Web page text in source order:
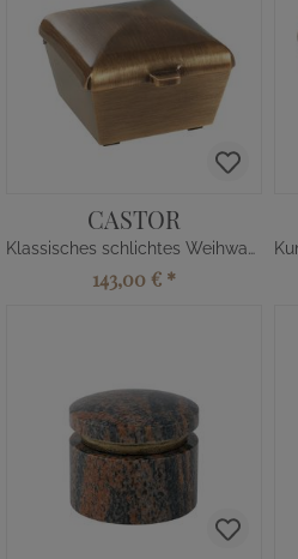
CASTOR
Klassisches schlichtes Weihwassergefäß
143,00 € *